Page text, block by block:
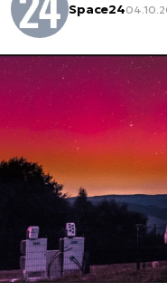
Space24